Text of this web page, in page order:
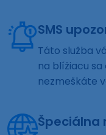
SMS
Táto služba
na blížiacu
nezmeškáte
Špeciálna